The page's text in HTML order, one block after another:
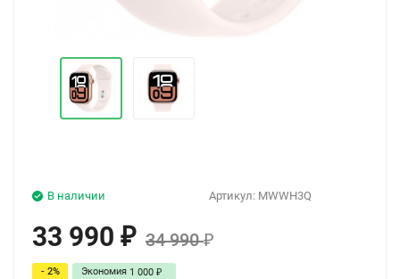
Артикул: MWWH3Q
В наличии
33 990 ₽ 34 990₽
- 2% Экономия 1 000 ₽